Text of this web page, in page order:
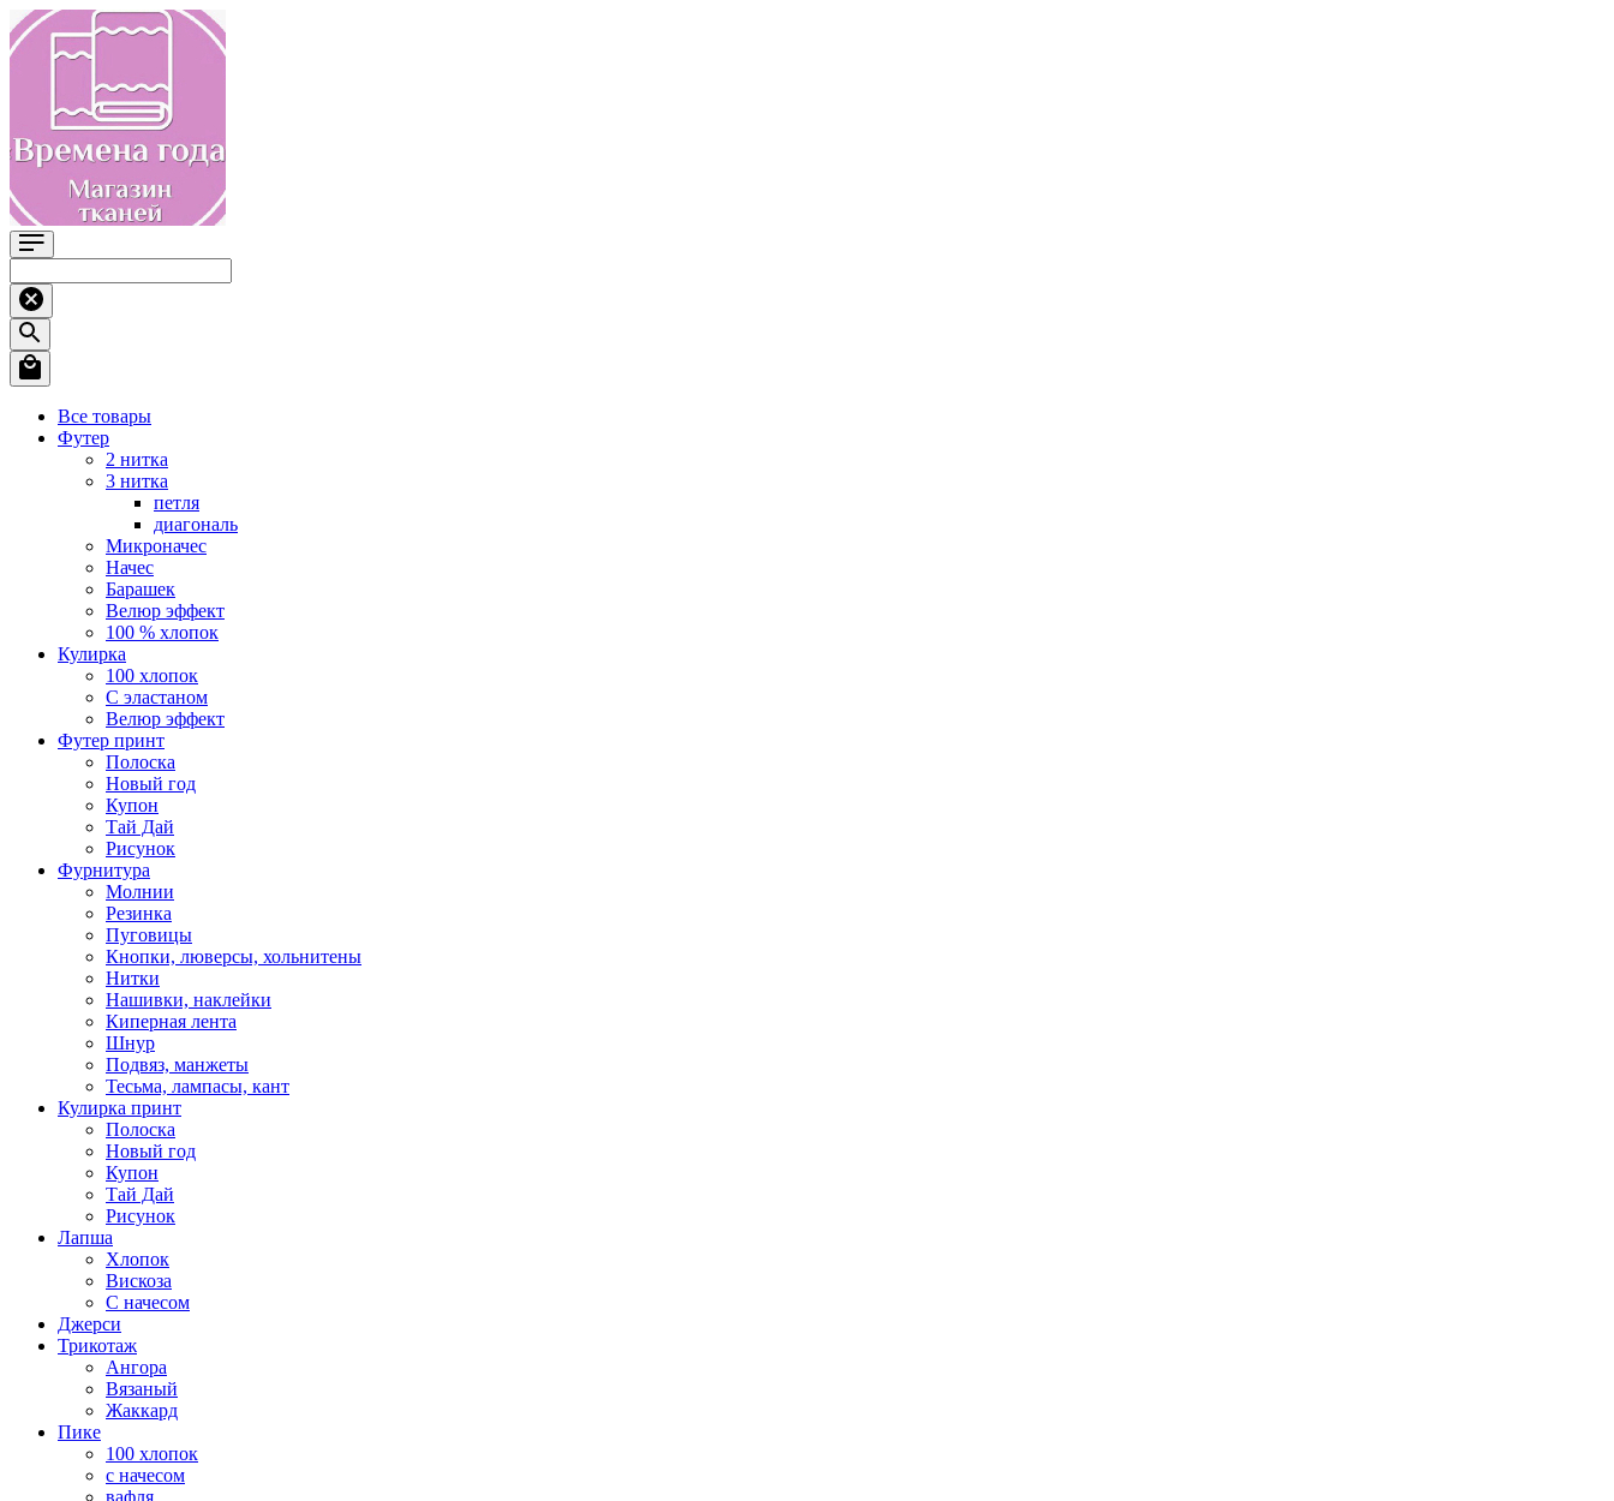
Все товары
Футер
2 нитка
3 нитка
петля
диагональ
Микроначес
Начес
Барашек
Велюр эффект
100 % хлопок
Кулирка
100 хлопок
С эластаном
Велюр эффект
Футер принт
Полоска
Новый год
Купон
Тай Дай
Рисунок
Фурнитура
Молнии
Резинка
Пуговицы
Кнопки, люверсы, хольнитены
Нитки
Нашивки, наклейки
Киперная лента
Шнур
Подвяз, манжеты
Тесьма, лампасы, кант
Кулирка принт
Полоска
Новый год
Купон
Тай Дай
Рисунок
Лапша
Хлопок
Вискоза
С начесом
Джерси
Трикотаж
Ангора
Вязаный
Жаккард
Пике
100 хлопок
с начесом
вафля